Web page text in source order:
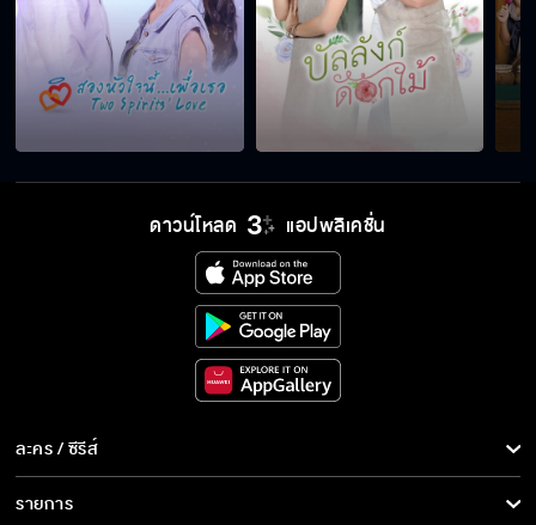
ดาวน์โหลด แอปพลิเคชั่น
ละคร / ซีรีส์
ละคร/ซีรีส์
รายการ